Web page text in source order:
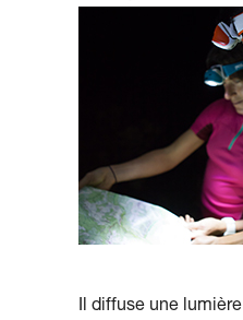
Il diffuse une